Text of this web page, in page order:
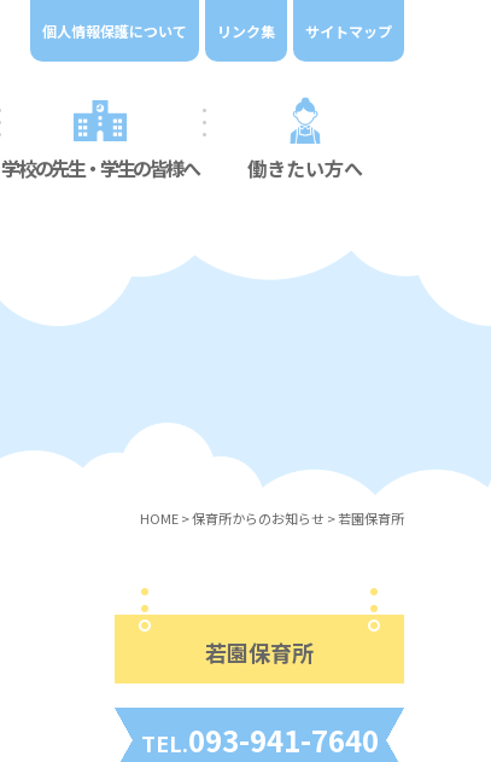
個人情報保護について リンク集 サイトマップ
学校の先生・学生の皆様へ 働きたい方へ
HOME>保育所からのお知らせ >若園保育所
若園保育所
TEL.093-941-7640